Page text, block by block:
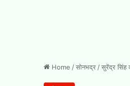
Home /सोनभद्र /सुरेंद्र सिंह